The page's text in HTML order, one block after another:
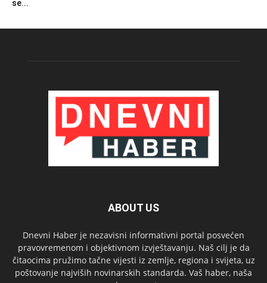
se...
ABOUT US
Dnevni Haber je nezavisni informativni portal posvećen
pravovremenom i objektivnom izvještavanju. Naš cilj je da
čitaocima pružimo tačne vijesti iz zemlje, regiona i svijeta, uz
poštovanje najviših novinarskih standarda. Vaš haber, naša